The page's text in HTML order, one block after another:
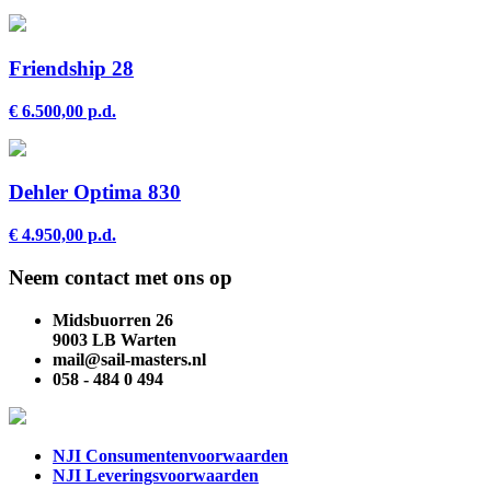
Friendship 28
€ 6.500,00 p.d.
Dehler Optima 830
€ 4.950,00 p.d.
Neem contact met ons op
Midsbuorren 26
9003 LB Warten
mail@sail-masters.nl
058 - 484 0 494
NJI Consumentenvoorwaarden
NJI Leveringsvoorwaarden